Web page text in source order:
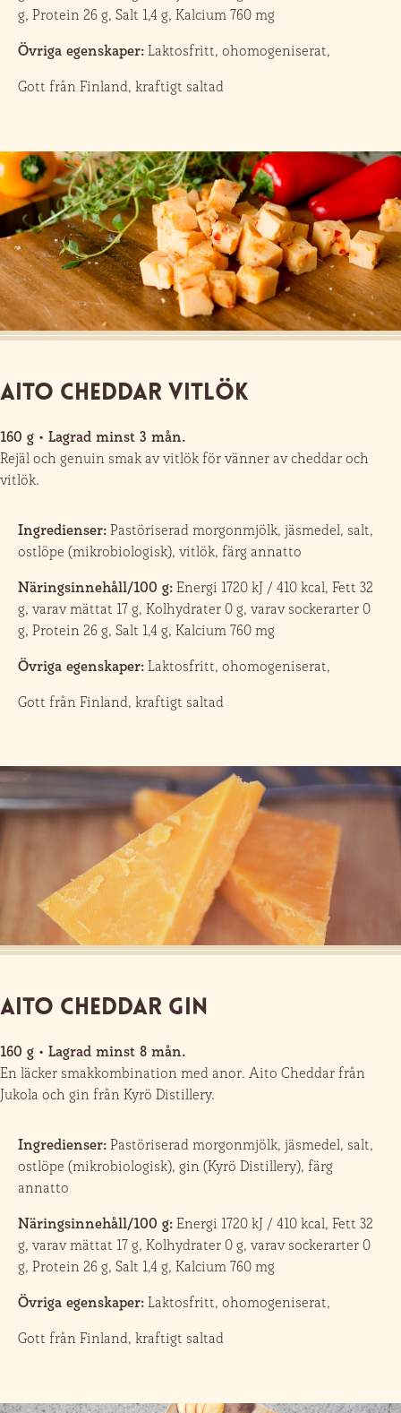
g, Protein 26 g, Salt 1,4 g, Kalcium 760 mg
Övriga egenskaper: Laktosfritt, ohomogeniserat,
Gott från Finland, kraftigt saltad
Aito Cheddar Vitlök
160 g • Lagrad minst 3 mån.
Rejäl och genuin smak av vitlök för vänner av cheddar och
vitlök.
Ingredienser: Pastöriserad morgonmjölk, jäsmedel, salt,
ostlöpe (mikrobiologisk), vitlök, färg annatto
Näringsinnehåll/100 g: Energi 1720 kJ / 410 kcal, Fett 32
g, varav mättat 17 g, Kolhydrater 0 g, varav sockerarter 0
g, Protein 26 g, Salt 1,4 g, Kalcium 760 mg
Övriga egenskaper: Laktosfritt, ohomogeniserat,
Gott från Finland, kraftigt saltad
Aito Cheddar Gin
160 g • Lagrad minst 8 mån.
En läcker smakkombination med anor. Aito Cheddar från
Jukola och gin från Kyrö Distillery.
Ingredienser: Pastöriserad morgonmjölk, jäsmedel, salt,
ostlöpe (mikrobiologisk), gin (Kyrö Distillery), färg
annatto
Näringsinnehåll/100 g: Energi 1720 kJ / 410 kcal, Fett 32
g, varav mättat 17 g, Kolhydrater 0 g, varav sockerarter 0
g, Protein 26 g, Salt 1,4 g, Kalcium 760 mg
Övriga egenskaper: Laktosfritt, ohomogeniserat,
Gott från Finland, kraftigt saltad